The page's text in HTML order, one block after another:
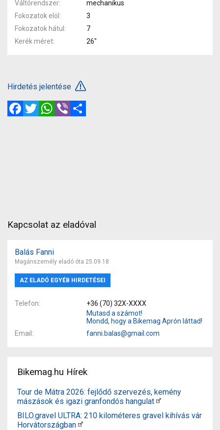
Váltórendszer
mechanikus
Fokozatok elöl
3
Fokozatok hátul
7
Kerék méret
26"
Hirdetés jelentése
FacebookTwitterWhatsApp
Viber
Kapcsolat az eladóval
Balás Fanni
Magánszemély eladó óta 25.09.18
AZ ELADÓ EGYÉB HIRDETÉSEI
Telefon
+36 (70) 32X-XXXX
Mutasd a számot!
Mondd, hogy a Bikemag Aprón láttad!
Email
fanni.balas@gmail.com
Bikemag.hu Hírek
Tour de Mátra 2026: fejlődő szervezés, kemény
mászások és igazi granfondós hangulat
BILO.gravel ULTRA: 210 kilométeres gravel kihívás vár
Horvátországban